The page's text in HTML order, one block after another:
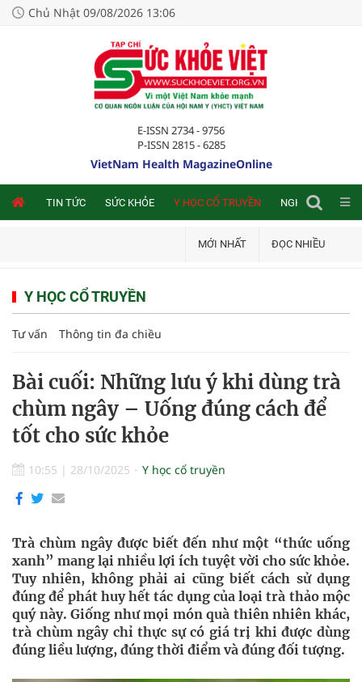
Chủ Nhật 09/08/2026 13:06
E-ISSN 2734 - 9756
P-ISSN 2815 - 6285
VietNam Health MagazineOnline
TIN TỨC SỨC KHỎE Y HỌC CỔ TRUYỀN NGHIÊN CỨU
MỚI NHẤT ĐỌC NHIỀU
Y HỌC CỔ TRUYỀN
Tư vấn Thông tin đa chiều
Bài cuối: Những lưu ý khi dùng trà
chùm ngây – Uống đúng cách để
tốt cho sức khỏe
10:55 | 28/10/2025 Y học cổ truyền
Trà chùm ngây được biết đến như một “thức uống
xanh” mang lại nhiều lợi ích tuyệt vời cho sức khỏe.
Tuy nhiên, không phải ai cũng biết cách sử dụng
đúng để phát huy hết tác dụng của loại trà thảo mộc
quý này. Giống như mọi món quà thiên nhiên khác,
trà chùm ngây chỉ thực sự có giá trị khi được dùng
đúng liều lượng, đúng thời điểm và đúng đối tượng.